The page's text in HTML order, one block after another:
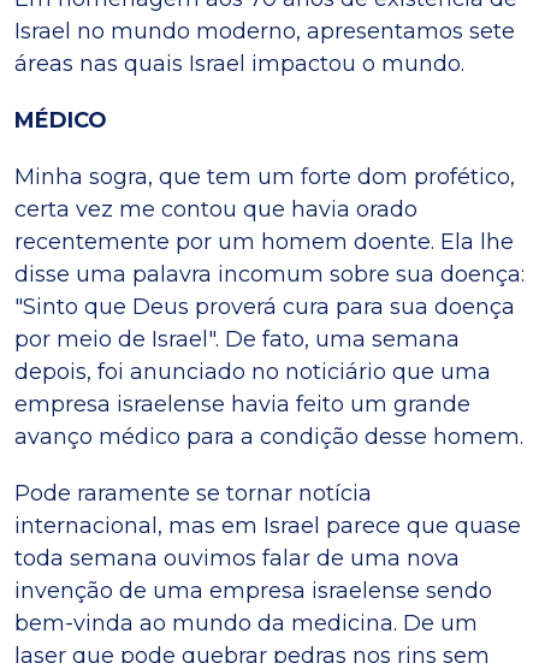
Israel no mundo moderno, apresentamos sete
áreas nas quais Israel impactou o mundo.
MÉDICO
Minha sogra, que tem um forte dom profético,
certa vez me contou que havia orado
recentemente por um homem doente. Ela lhe
disse uma palavra incomum sobre sua doença:
"Sinto que Deus proverá cura para sua doença
por meio de Israel". De fato, uma semana
depois, foi anunciado no noticiário que uma
empresa israelense havia feito um grande
avanço médico para a condição desse homem.
Pode raramente se tornar notícia
internacional, mas em Israel parece que quase
toda semana ouvimos falar de uma nova
invenção de uma empresa israelense sendo
bem-vinda ao mundo da medicina. De um
laser que pode quebrar pedras nos rins sem